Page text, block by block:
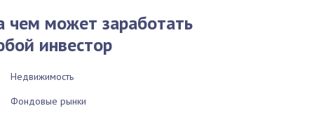
чем может заработать
инвестор
Недвижимость
Фондовые рынки